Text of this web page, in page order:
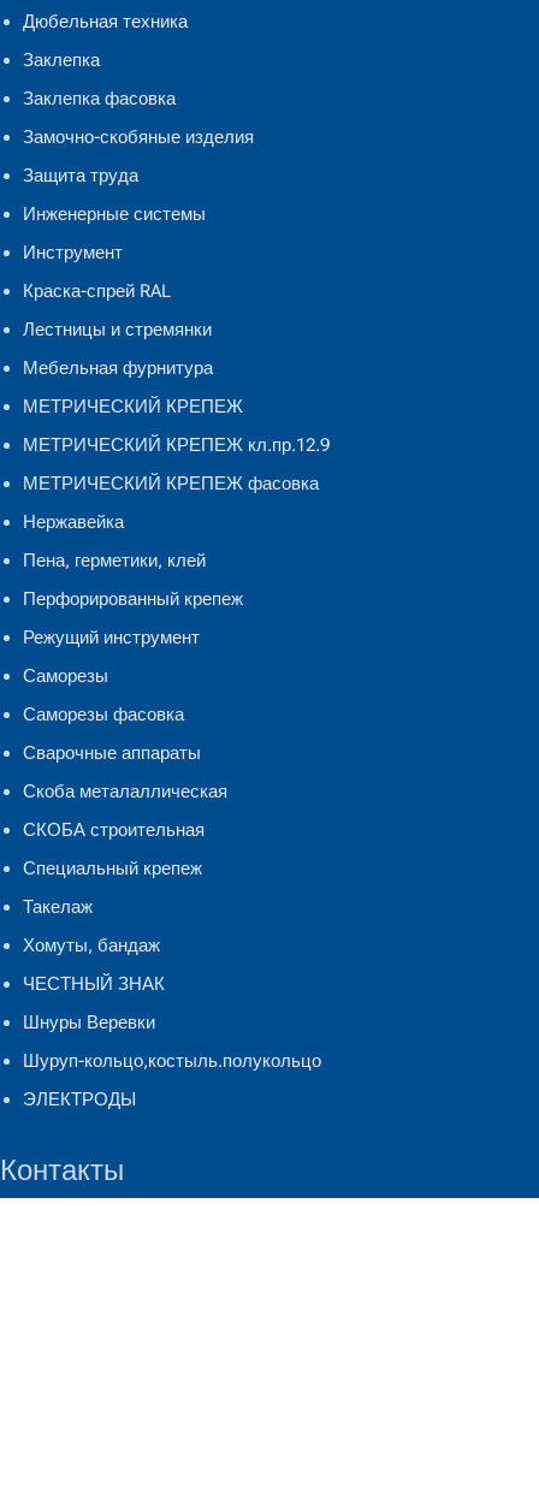
Дюбельная техника
Заклепка
Заклепка фасовка
Замочно-скобяные изделия
Защита труда
Инженерные системы
Инструмент
Краска-спрей RAL
Лестницы и стремянки
Мебельная фурнитура
МЕТРИЧЕСКИЙ КРЕПЕЖ
МЕТРИЧЕСКИЙ КРЕПЕЖ кл.пр.12.9
МЕТРИЧЕСКИЙ КРЕПЕЖ фасовка
Нержавейка
Пена, герметики, клей
Перфорированный крепеж
Режущий инструмент
Саморезы
Саморезы фасовка
Сварочные аппараты
Скоба металаллическая
СКОБА строительная
Специальный крепеж
Такелаж
Хомуты, бандаж
ЧЕСТНЫЙ ЗНАК
Шнуры Веревки
Шуруп-кольцо,костыль.полукольцо
ЭЛЕКТРОДЫ
Контакты